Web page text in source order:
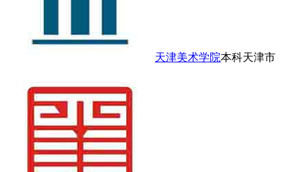
天津美术学院本科天津市